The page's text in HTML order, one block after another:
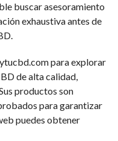
buscar asesoramiento
exhaustiva antes de
para explorar
de alta calidad,
productos son
para garantizar
puedes obtener